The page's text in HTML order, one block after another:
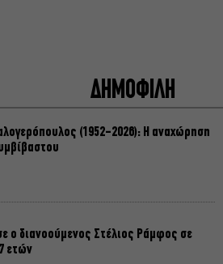
ΔΗΜΟΦΙΛΗ
(1952-2026): Η αναχώρηση
ο διανοούμενος Στέλιος Ράμφος σε
ετών